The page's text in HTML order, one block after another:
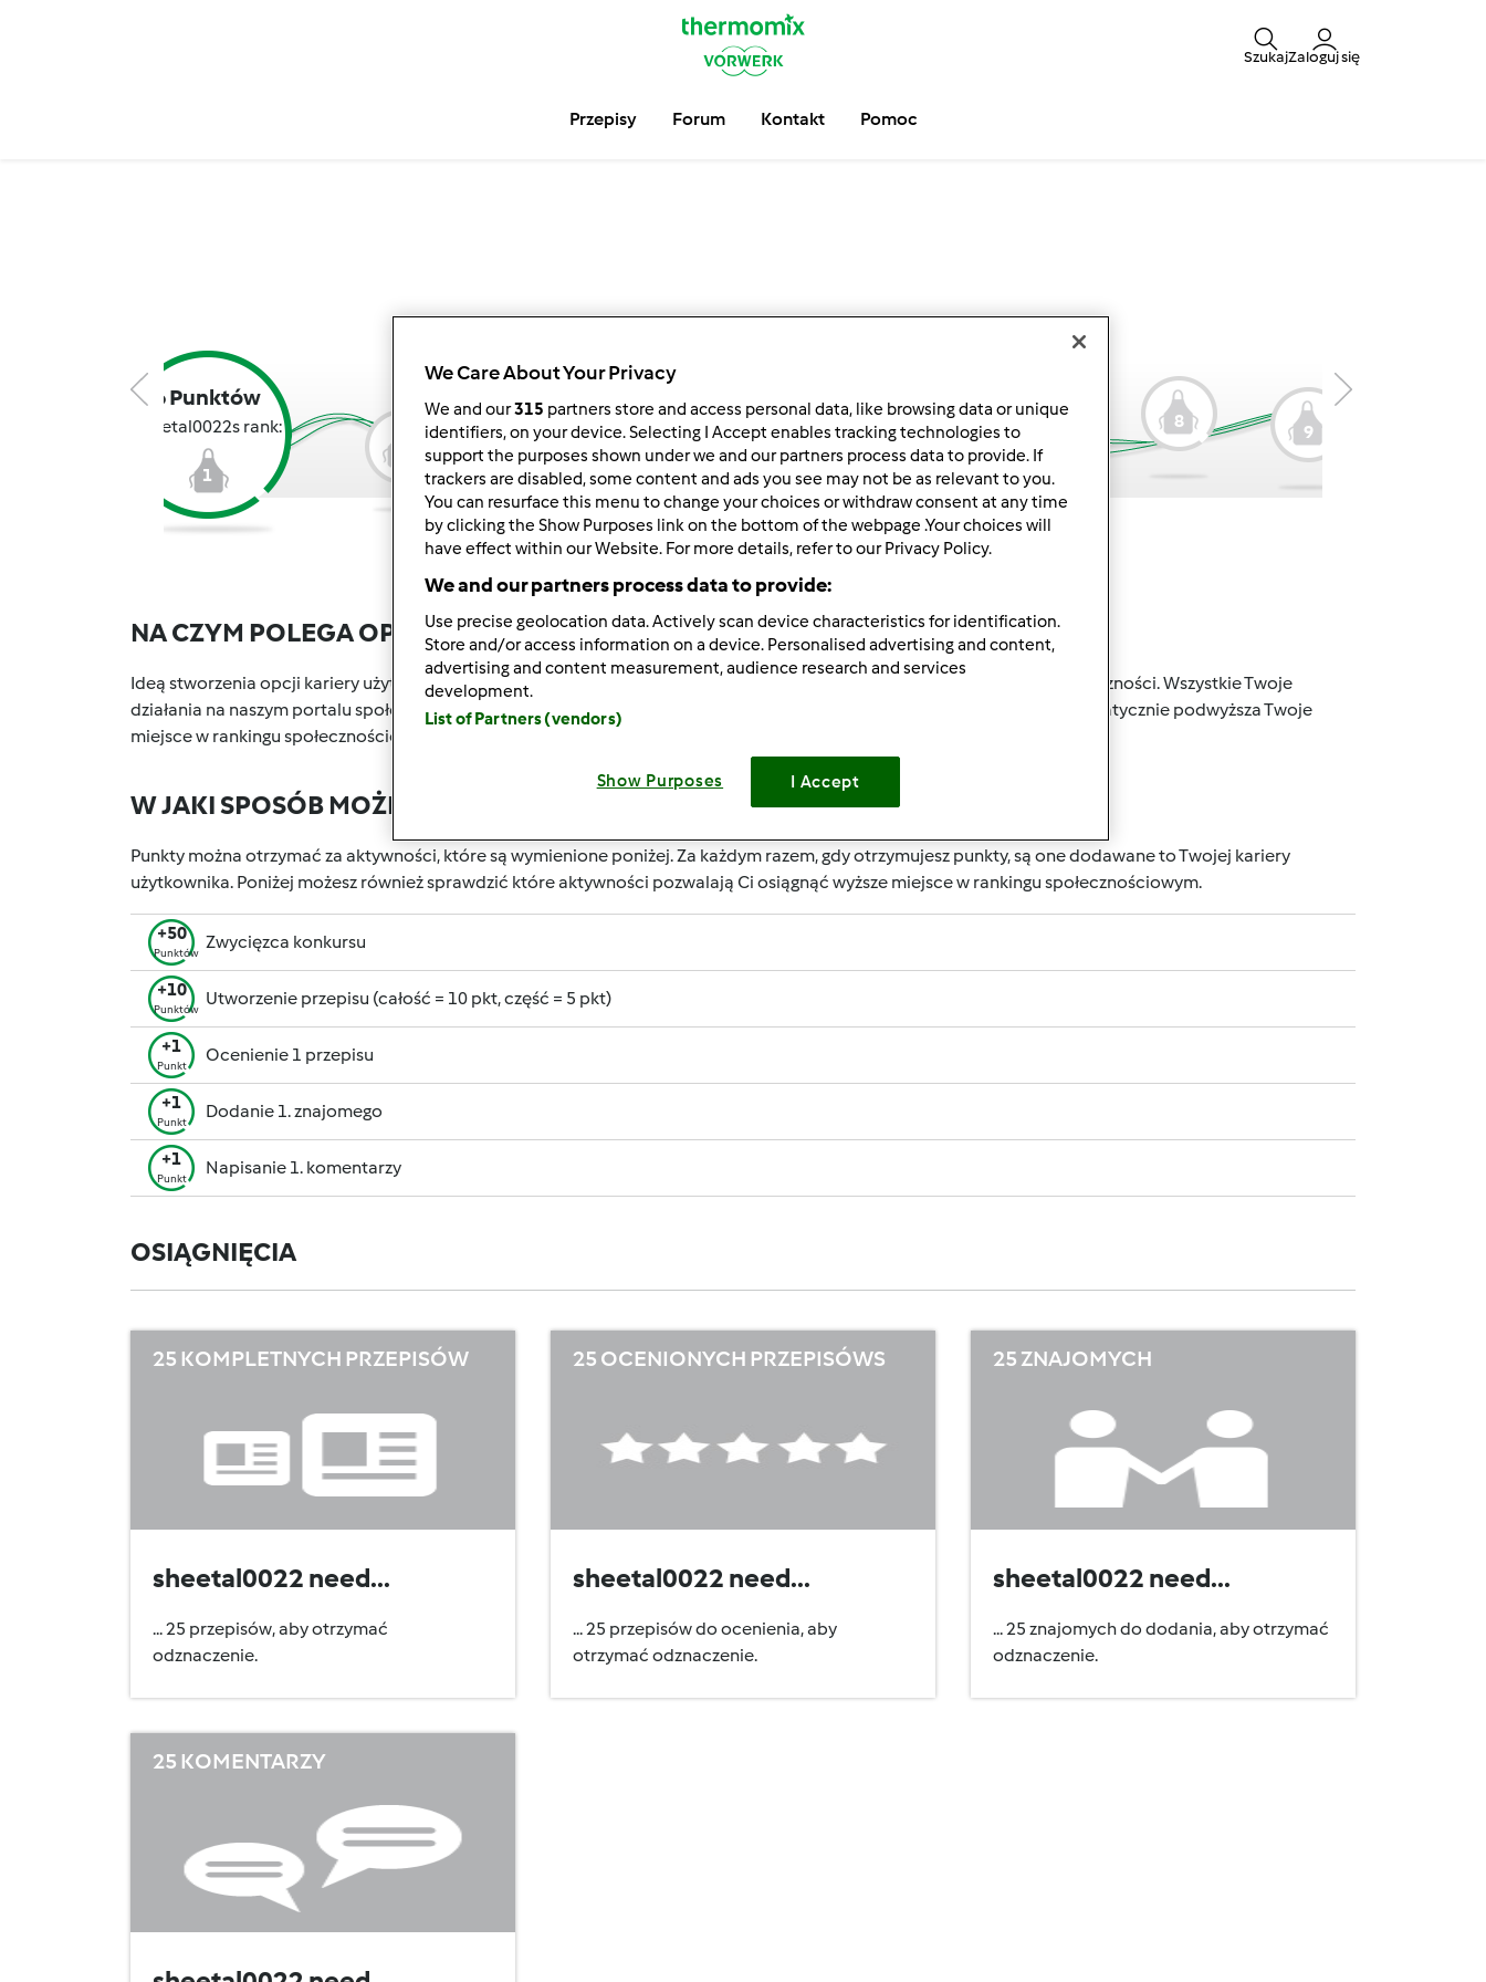
SzukajZaloguj się
Przepisy Forum Kontakt Pomoc
6 Punktów
sheetal0022s rank:
1
3
4
5
6
8
9
NA CZYM POLEGA OPCJA KARIERY UŻYTKOWNIKA?
Ideą stworzenia opcji kariery użytkownika w Przepisowni jest uznanie jego aktywności, które wspierają rozwój naszej społeczności. Wszystkie Twoje
działania na naszym portalu społecznościowym są nagradzane przez punkty. Osiągnięcie określonej liczby punktów, automatycznie podwyższa Twoje
miejsce w rankingu społecznościowym, który określany jest numerem wewnątrz fartucha obok nazwy użytkownika.
W JAKI SPOSÓB MOŻESZ OTRZYMAĆ PUNKTY ZA AKTYWNOŚĆ?
Punkty można otrzymać za aktywności, które są wymienione poniżej. Za każdym razem, gdy otrzymujesz punkty, są one dodawane to Twojej kariery
użytkownika. Poniżej możesz również sprawdzić które aktywności pozwalają Ci osiągnąć wyższe miejsce w rankingu społecznościowym.
+50
Punktów
Zwycięzca konkursu
+10
Punktów
Utworzenie przepisu (całość = 10 pkt, część = 5 pkt)
+1
Punkt
Ocenienie 1 przepisu
+1
Punkt
Dodanie 1. znajomego
+1
Punkt
Napisanie 1. komentarzy
OSIĄGNIĘCIA
25 KOMPLETNYCH PRZEPISÓW
sheetal0022 need...
... 25 przepisów, aby otrzymać
odznaczenie.
25 OCENIONYCH PRZEPISÓWS
sheetal0022 need...
... 25 przepisów do ocenienia, aby
otrzymać odznaczenie.
25 ZNAJOMYCH
sheetal0022 need...
... 25 znajomych do dodania, aby otrzymać
odznaczenie.
25 KOMENTARZY
We Care About Your Privacy
We and our315 partners store and access personal data, like browsing data or unique
identifiers, on your device. Selecting I Accept enables tracking technologies to
support the purposes shown under we and our partners process data to provide. If
trackers are disabled, some content and ads you see may not be as relevant to you.
You can resurface this menu to change your choices or withdraw consent at any time
by clicking the Show Purposes link on the bottom of the webpage .Your choices will
have effect within our Website. For more details, refer to our Privacy Policy.
We and our partners process data to provide:
Use precise geolocation data. Actively scan device characteristics for identification.
Store and/or access information on a device. Personalised advertising and content,
advertising and content measurement, audience research and services
development.
List of Partners (vendors)
Show Purposes I Accept